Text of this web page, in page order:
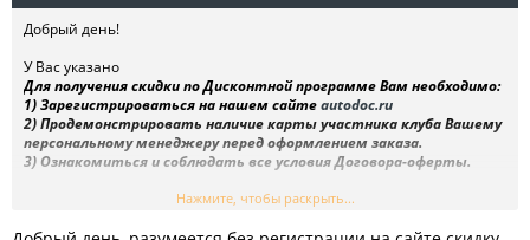
Добрый день!
У Вас указано
Для получения скидки по Дисконтной программе Вам необходимо:
1) Зарегистрироваться на нашем сайтеautodoc.ru
2) Продемонстрировать наличие карты участника клуба Вашему
персональному менеджеру перед оформлением заказа.
3) Ознакомиться и соблюдать все условия Договора-оферты.
Что то изменилось с тех пор? Говорят регистрироваться уже не
Нажмите, чтобы раскрыть...